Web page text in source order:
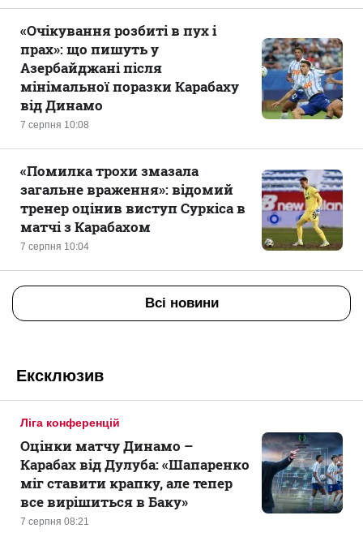
7 серпня 10:08
«Очікування розбиті в пух і
прах»: що пишуть у
Азербайджані після
мінімальної поразки Карабаху
від Динамо
7 серпня 10:04
«Помилка трохи змазала
загальне враження»: відомий
тренер оцінив виступ Суркіса в
матчі з Карабахом
Всі новини
Ексклюзив
Ліга конференцій
7 серпня 08:21
Оцінки матчу Динамо –
Карабах від Дулуба: «Шапаренко
міг ставити крапку, але тепер
все вирішиться в Баку»